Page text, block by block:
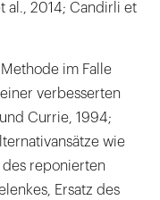
al., 2014; Candirli et
im Falle
verbesserten
Currie, 1994;
wie
reponierten
Ersatz des